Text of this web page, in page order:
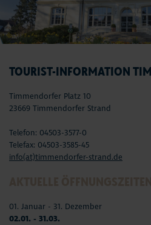
TOURIST-INFORMATION
Timmendorfer Platz 10
23669 Timmendorfer Strand
Telefon: 04503-3577-0
Telefax: 04503-3585-45
info(at)timmendorfer-strand.de
01. Januar - 31. Dezember
02.01. - 31.03.